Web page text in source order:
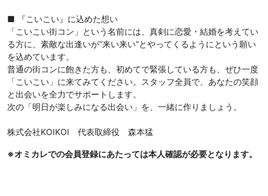
■ 『こいこい』に込めた想い
「こいこい街コン」という名前には、真剣に恋愛・結婚を考えてい
る方に、素敵な出逢いが”来い来い”とやってくるようにという願い
を込めています。
普通の街コンに飽きた方も、初めてで緊張している方も、ぜひ一度
「こいこい」に来てみてください。スタッフ全員で、あなたの笑顔
と出会いを全力でサポートします。
次の「明日が楽しみになる出会い」を、一緒に作りましょう。
株式会社KOIKOI 代表取締役 森本猛
※オミカレでの会員登録にあたっては本人確認が必要となります。